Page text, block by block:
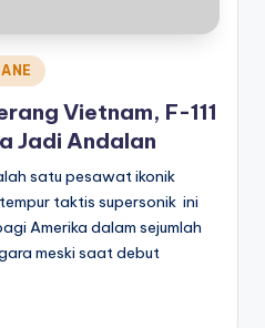
Vietnam, F-111
Jadi Andalan
satu pesawat ikonik
taktis supersonik ini
Amerika dalam sejumlah
meski saat debut